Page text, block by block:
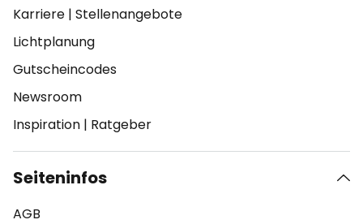
Karriere | Stellenangebote
Lichtplanung
Gutscheincodes
Newsroom
Inspiration | Ratgeber
Seiteninfos
AGB